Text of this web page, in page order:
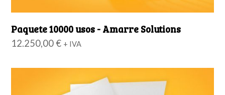
Paquete 10000 usos - Amarre Solutions
12.250,00€ + IVA